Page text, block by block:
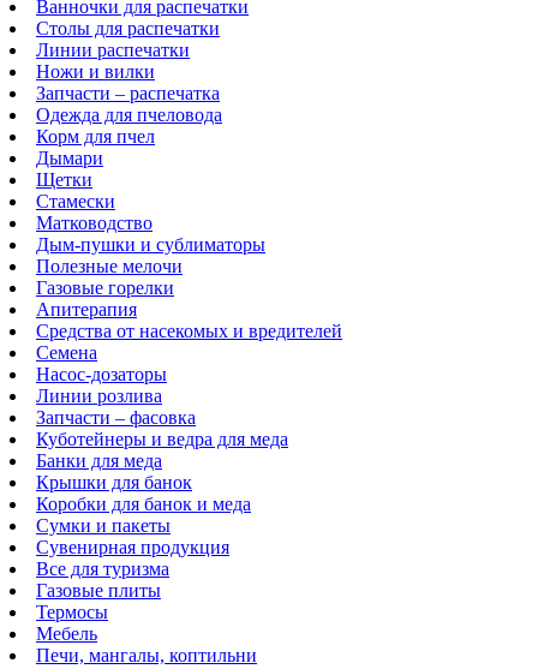
Ванночки для распечатки
Столы для распечатки
Линии распечатки
Ножи и вилки
Запчасти – распечатка
Одежда для пчеловода
Корм для пчел
Дымари
Щетки
Стамески
Матководство
Дым-пушки и сублиматоры
Полезные мелочи
Газовые горелки
Апитерапия
Средства от насекомых и вредителей
Семена
Насос-дозаторы
Линии розлива
Запчасти – фасовка
Куботейнеры и ведра для меда
Банки для меда
Крышки для банок
Коробки для банок и меда
Сумки и пакеты
Сувенирная продукция
Все для туризма
Газовые плиты
Термосы
Мебель
Печи, мангалы, коптильни